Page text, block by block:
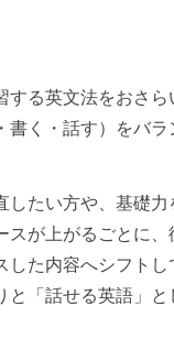
する英文法をおさら
書く・話す）をバ
したい方や、基礎
スが上がるごとに
した内容へシフト
と「話せる英語」